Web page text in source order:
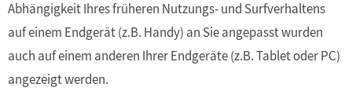
Abhängigkeit Ihres früheren Nutzungs- und Surfverhaltens
auf einem Endgerät (z.B. Handy) an Sie angepasst wurden
auch auf einem anderen Ihrer Endgeräte (z.B. Tablet oder PC)
angezeigt werden.